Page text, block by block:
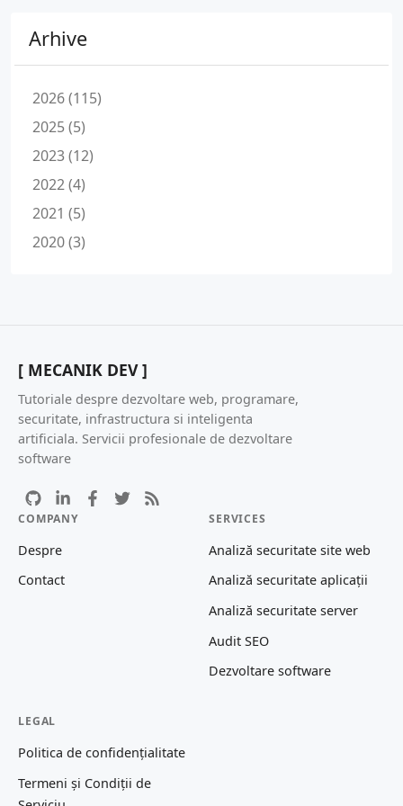
Arhive
2026 (115)
2025 (5)
2023 (12)
2022 (4)
2021 (5)
2020 (3)
[ MECANIK DEV ]
Tutoriale despre dezvoltare web, programare,
securitate, infrastructura si inteligenta
artificiala. Servicii profesionale de dezvoltare
software
COMPANY
Despre
Contact
SERVICES
Analiză securitate site web
Analiză securitate aplicații
Analiză securitate server
Audit SEO
Dezvoltare software
LEGAL
Politica de confidențialitate
Termeni și Condiții de